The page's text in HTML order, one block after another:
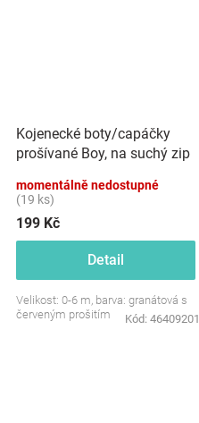
Kojenecké boty/capáčky
prošívané Boy, na suchý zip
momentálně nedostupné
(19 ks)
199 Kč
Detail
Velikost: 0-6 m, barva: granátová s
červeným prošitím
Kód: 46409201